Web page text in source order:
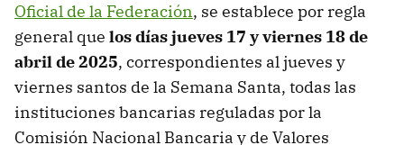
Oficial de la Federación, se establece por regla
general que los días jueves 17 y viernes 18 de
abril de 2025, correspondientes al jueves y
viernes santos de la Semana Santa, todas las
instituciones bancarias reguladas por la
Comisión Nacional Bancaria y de Valores